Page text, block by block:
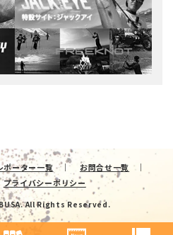
ポーター一覧
お問合せ一覧
プライバシーポリシー
All Rights Reserved.